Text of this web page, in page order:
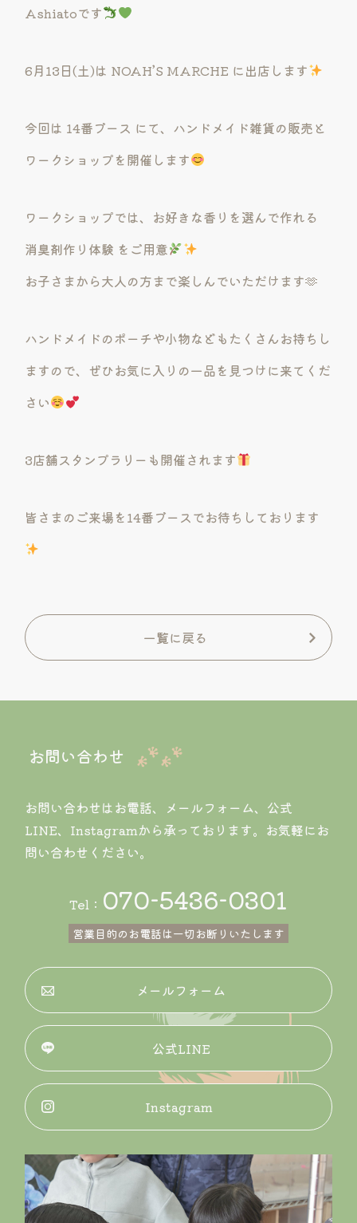
Ashiatoです
6月13日(土)は NOAH’S MARCHE に出店します
今回は 14番ブース にて、ハンドメイド雑貨の販売と
ワークショップを開催します
ワークショップでは、お好きな香りを選んで作れる
消臭剤作り体験 をご用意
お子さまから大人の方まで楽しんでいただけます🫶
ハンドメイドのポーチや小物などもたくさんお持ちし
ますので、ぜひお気に入りの一品を見つけに来てくだ
さい
3店舗スタンプラリーも開催されます
皆さまのご来場を14番ブースでお待ちしております
一覧に戻る
お問い合わせ
お問い合わせはお電話、メールフォーム、公式
LINE、Instagramから承っております。お気軽にお
問い合わせください。
Tel： 070-5436-0301
営業目的のお電話は一切お断りいたします
メールフォーム
公式LINE
Instagram